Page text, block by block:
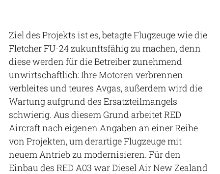
Ziel des Projekts ist es, betagte Flugzeuge wie die
Fletcher FU-24 zukunftsfähig zu machen, denn
diese werden für die Betreiber zunehmend
unwirtschaftlich: Ihre Motoren verbrennen
verbleites und teures Avgas, außerdem wird die
Wartung aufgrund des Ersatzteilmangels
schwierig. Aus diesem Grund arbeitet RED
Aircraft nach eigenen Angaben an einer Reihe
von Projekten, um derartige Flugzeuge mit
neuem Antrieb zu modernisieren. Für den
Einbau des RED A03 war Diesel Air New Zealand